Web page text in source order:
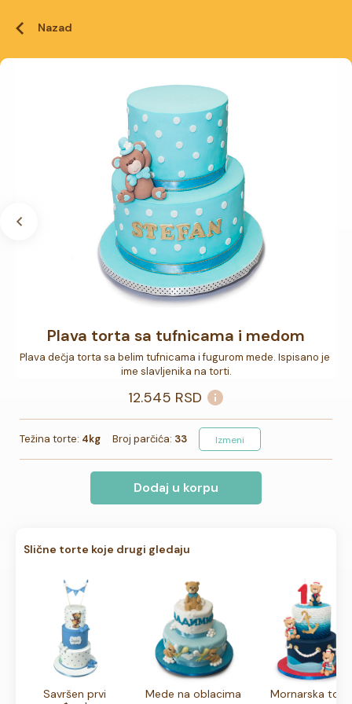
Nazad
Plava torta sa tufnicama i medom
Plava dečja torta sa belim tufnicama i fugurom mede. Ispisano je
ime slavljenika na torti.
12.545 RSD
Težina torte: 4kg Broj parčića: 33 Izmeni
Dodaj u korpu
Slične torte koje drugi gledaju
Savršen prvi
Mede na oblacima Mornarska